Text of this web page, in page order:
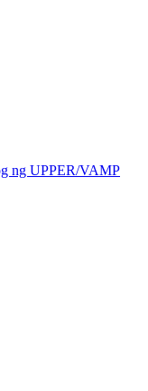
ng UPPER/VAMP